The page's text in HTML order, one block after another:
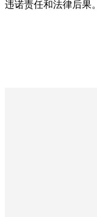
违诺责任和法律后果。